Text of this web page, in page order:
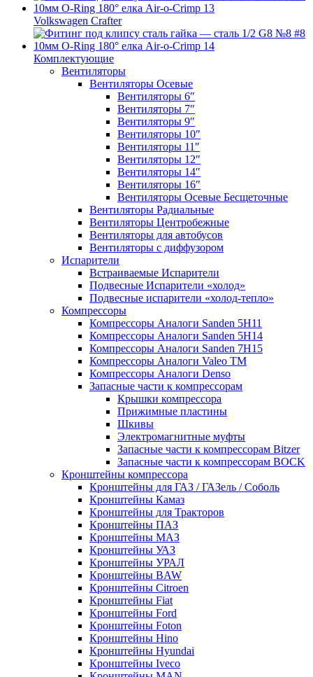
Volkswagen Crafter
Комплектующие
Вентиляторы
Вентиляторы Осевые
Вентиляторы 6″
Вентиляторы 7″
Вентиляторы 9″
Вентиляторы 10″
Вентиляторы 11″
Вентиляторы 12″
Вентиляторы 14″
Вентиляторы 16″
Вентиляторы Осевые Бесщеточные
Вентиляторы Радиальные
Вентиляторы Центробежные
Вентиляторы для автобусов
Вентиляторы с диффузором
Испарители
Встраиваемые Испарители
Подвесные Испарители «холод»
Подвесные испарители «холод-тепло»
Компрессоры
Компрессоры Аналоги Sanden 5H11
Компрессоры Аналоги Sanden 5H14
Компрессоры Аналоги Sanden 7H15
Компрессоры Аналоги Valeo ТМ
Компрессоры Аналоги Denso
Запасные части к компрессорам
Крышки компрессора
Прижимные пластины
Шкивы
Электромагнитные муфты
Запасные части к компрессорам Bitzer
Запасные части к компрессорам BOCK
Кронштейны компрессора
Кронштейны для ГАЗ / ГАЗель / Соболь
Кронштейны Камаз
Кронштейны для Тракторов
Кронштейны ПАЗ
Кронштейны МАЗ
Кронштейны УАЗ
Кронштейны УРАЛ
Кронштейны BAW
Кронштейны Citroen
Кронштейны Fiat
Кронштейны Ford
Кронштейны Foton
Кронштейны Hino
Кронштейны Hyundai
Кронштейны Iveco